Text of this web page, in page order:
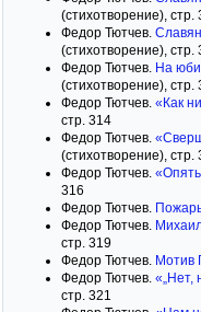
(стихотворение), стр.
Федор Тютчев.
(стихотворение), стр.
Федор Тютчев. На
(стихотворение), стр.
Федор Тютчев. «Как
стр. 314
Федор Тютчев.
(стихотворение), стр.
Федор Тютчев.
316
Федор Тютчев.
Федор Тютчев.
стр. 319
Федор Тютчев. Мотив
Федор Тютчев. «„Нет,
стр. 321